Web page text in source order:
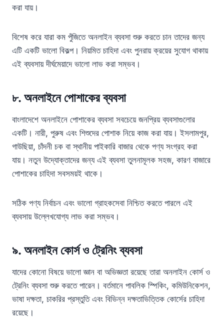
করা যায়।
বিশেষ করে যারা কম পুঁজিতে অনলাইন ব্যবসা শুরু করতে চান তাদের জন্য
এটি একটি ভালো বিকল্প। নিয়মিত চাহিদা এবং পুনরায় ক্রয়ের সুযোগ থাকায়
এই ব্যবসায় দীর্ঘমেয়াদে ভালো লাভ করা সম্ভব।
৮. অনলাইনে পোশাকের ব্যবসা
বাংলাদেশে অনলাইনে পোশাকের ব্যবসা সবচেয়ে জনপ্রিয় ব্যবসাগুলোর
একটি। নারী, পুরুষ এবং শিশুদের পোশাক নিয়ে কাজ করা যায়। ইসলামপুর,
গাউছিয়া, চাঁদনী চক বা স্থানীয় পাইকারি বাজার থেকে পণ্য সংগ্রহ করা
যায়। নতুন উদ্যোক্তাদের জন্য এই ব্যবসা তুলনামূলক সহজ, কারণ বাজারে
পোশাকের চাহিদা সবসময়ই থাকে।
সঠিক পণ্য নির্বাচন এবং ভালো গ্রাহকসেবা নিশ্চিত করতে পারলে এই
ব্যবসায় উল্লেখযোগ্য লাভ করা সম্ভব।
৯. অনলাইন কোর্স ও ট্রেনিং ব্যবসা
যাদের কোনো বিষয়ে ভালো জ্ঞান বা অভিজ্ঞতা রয়েছে তারা অনলাইন কোর্স ও
ট্রেনিং ব্যবসা শুরু করতে পারেন। বর্তমানে পাবলিক স্পিকিং, কমিউনিকেশন,
ভাষা দক্ষতা, চাকরির প্রস্তুতি এবং বিভিন্ন দক্ষতাভিত্তিক কোর্সের চাহিদা
রয়েছে।